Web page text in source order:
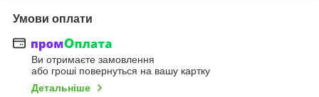
Умови оплати
Ви отримаєте замовлення
або гроші повернуться на вашу картку
Детальніше